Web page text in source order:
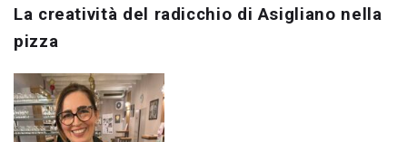
La creatività del radicchio di Asigliano nella
pizza